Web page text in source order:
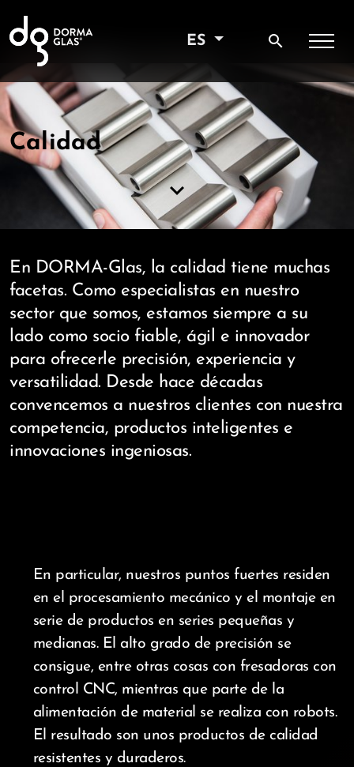
ES search
Calidad
keyboard_arrow_down
En DORMA-Glas, la calidad tiene muchas
facetas. Como especialistas en nuestro
sector que somos, estamos siempre a su
lado como socio fiable, ágil e innovador
para ofrecerle precisión, experiencia y
versatilidad. Desde hace décadas
convencemos a nuestros clientes con nuestra
competencia, productos inteligentes e
innovaciones ingeniosas.
En particular, nuestros puntos fuertes residen
en el procesamiento mecánico y el montaje en
serie de productos en series pequeñas y
medianas. El alto grado de precisión se
consigue, entre otras cosas con fresadoras con
control CNC, mientras que parte de la
alimentación de material se realiza con robots.
El resultado son unos productos de calidad
resistentes y duraderos.